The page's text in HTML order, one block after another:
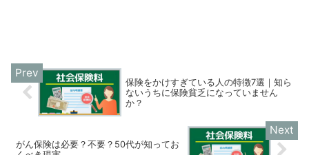
保険をかけすぎている人の特徴7選｜知ら
ないうちに保険貧乏になっていません
か？
がん保険は必要？不要？50代が知ってお